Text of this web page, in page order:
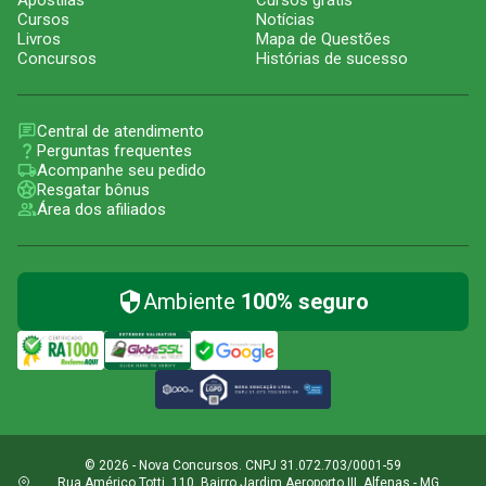
Cursos
Livros
Concursos
Notícias
Mapa de Questões
Histórias de sucesso
Central de atendimento
Perguntas frequentes
Acompanhe seu pedido
Resgatar bônus
Área dos afiliados
Ambiente 100% seguro
© 2026 - Nova Concursos. CNPJ 31.072.703/0001-59
Rua Américo Totti, 110, Bairro Jardim Aeroporto III, Alfenas - MG,